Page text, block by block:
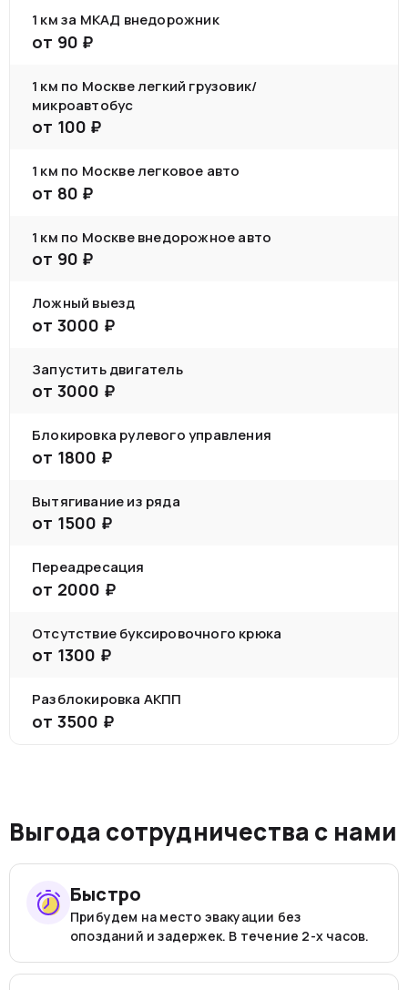
1 км за МКАД внедорожник
от 90 ₽
1 км по Москве легкий грузовик/
микроавтобус
от 100 ₽
1 км по Москве легковое авто
от 80 ₽
1 км по Москве внедорожное авто
от 90 ₽
Ложный выезд
от 3000 ₽
Запустить двигатель
от 3000 ₽
Блокировка рулевого управления
от 1800 ₽
Вытягивание из ряда
от 1500 ₽
Переадресация
от 2000 ₽
Отсутствие буксировочного крюка
от 1300 ₽
Разблокировка АКПП
от 3500 ₽
Выгода сотрудничества с нами
Быстро
Прибудем на место эвакуации без
опозданий и задержек. В течение 2-х часов.